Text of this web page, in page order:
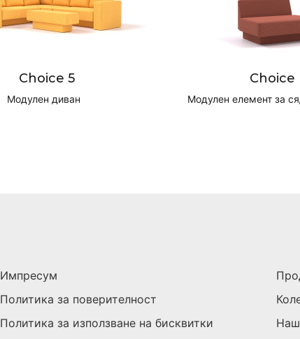
Choice 5
Модулен диван
Choice
Модулен елемент за
Импресум
Политика за поверителност
Политика за използване на бисквитки